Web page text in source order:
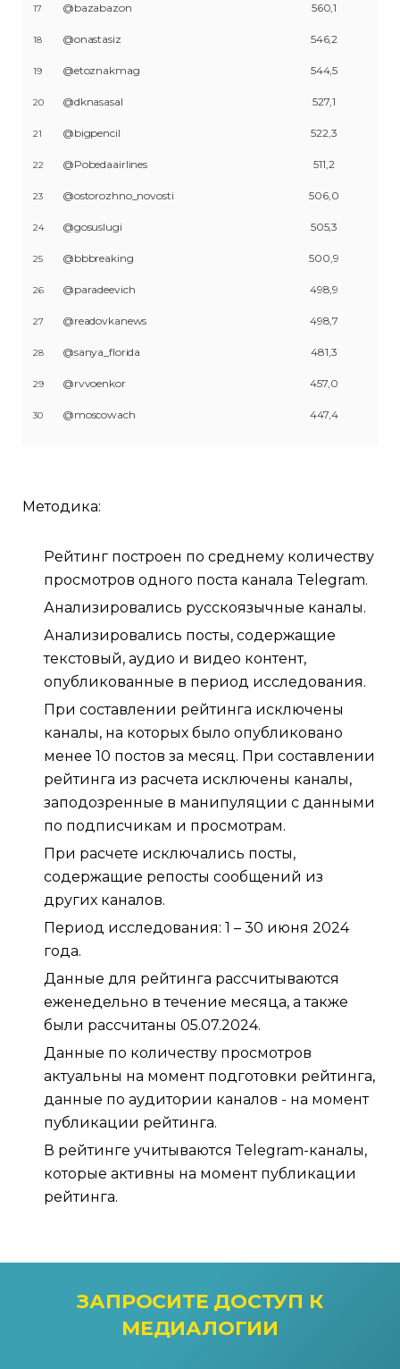
17 @bazabazon 560,1
18 @onastasiz 546,2
19 @etoznakmag 544,5
20 @dknasasal 527,1
21 @bigpencil 522,3
22 @Pobedaairlines 511,2
23 @ostorozhno_novosti 506,0
24 @gosuslugi 505,3
25 @bbbreaking 500,9
26 @paradeevich 498,9
27 @readovkanews 498,7
28 @sanya_florida 481,3
29 @rvvoenkor 457,0
30 @moscowach 447,4
Методика:
Рейтинг построен по среднему количеству
просмотров одного поста канала Telegram.
Анализировались русскоязычные каналы.
Анализировались посты, содержащие
текстовый, аудио и видео контент,
опубликованные в период исследования.
При составлении рейтинга исключены
каналы, на которых было опубликовано
менее 10 постов за месяц. При составлении
рейтинга из расчета исключены каналы,
заподозренные в манипуляции с данными
по подписчикам и просмотрам.
При расчете исключались посты,
содержащие репосты сообщений из
других каналов.
Период исследования: 1 – 30 июня 2024
года.
Данные для рейтинга рассчитываются
еженедельно в течение месяца, а также
были рассчитаны 05.07.2024.
Данные по количеству просмотров
актуальны на момент подготовки рейтинга,
данные по аудитории каналов - на момент
публикации рейтинга.
В рейтинге учитываются Тelegram-каналы,
которые активны на момент публикации
рейтинга.
ЗАПРОСИТЕ ДОСТУП К
МЕДИАЛОГИИ